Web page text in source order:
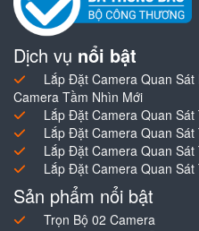
Dịch vụ nổi bật
Lắp Đặt Camera Quan
Camera Tầm Nhìn Mới
Lắp Đặt Camera Quan
Lắp Đặt Camera Quan
Lắp Đặt Camera Quan
Lắp Đặt Camera Quan
Sản phẩm nổi bật
Trọn Bộ 02 Camera